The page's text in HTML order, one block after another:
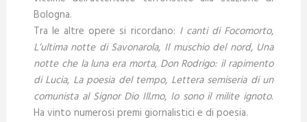
Bologna.
Tra le altre opere si ricordano: I canti di Focomorto,
L’ultima notte di Savonarola, Il muschio del nord, Una
notte che la luna era morta, Don Rodrigo: il rapimento
di Lucia, La poesia del tempo, Lettera semiseria di un
comunista al Signor Dio Ill.mo, Io sono il milite ignoto.
Ha vinto numerosi premi giornalistici e di poesia.